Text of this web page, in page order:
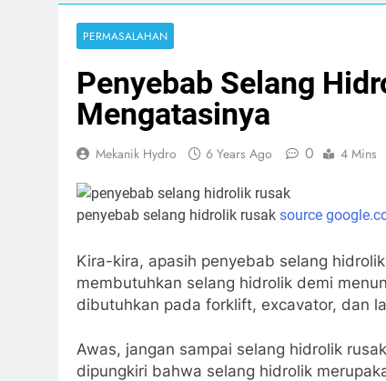
PERMASALAHAN
Penyebab Selang
Mengatasinya
Mekanik Hydro 6 Years Ago 0 4 Mins
penyebab selang hidrolik rusak source
Kira-kira, apasih penyebab selang
membutuhkan selang hidrolik demi
dibutuhkan pada forklift, excavator, dan
Awas, jangan sampai selang hidrolik
dipungkiri bahwa selang hidrolik